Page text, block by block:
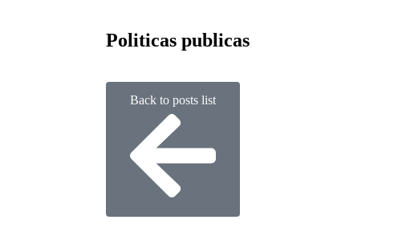
Politicas publicas
Back to posts list